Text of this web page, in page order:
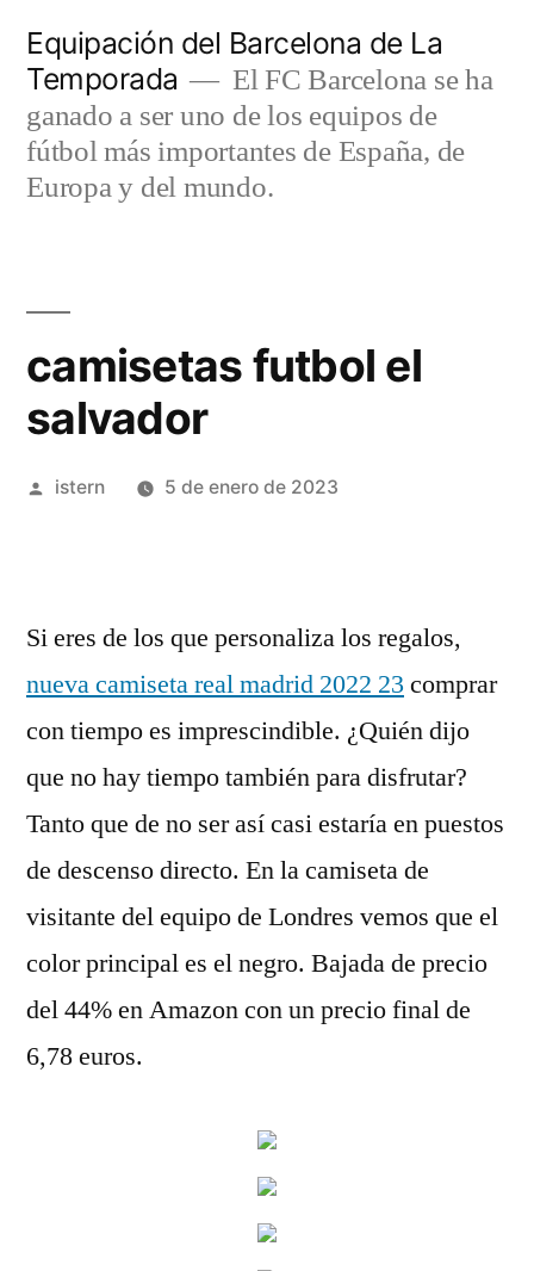
contenido
Equipación del Barcelona de La
Temporada
El FC Barcelona se ha
ganado a ser uno de los equipos de
fútbol más importantes de España, de
Europa y del mundo.
camisetas futbol el
salvador
Publicado
istern 5 de enero de 2023
Si eres de los que personaliza los regalos,
nueva camiseta real madrid 2022 23 comprar
con tiempo es imprescindible. ¿Quién dijo
que no hay tiempo también para disfrutar?
Tanto que de no ser así casi estaría en puestos
de descenso directo. En la camiseta de
visitante del equipo de Londres vemos que el
color principal es el negro. Bajada de precio
del 44% en Amazon con un precio final de
6,78 euros.